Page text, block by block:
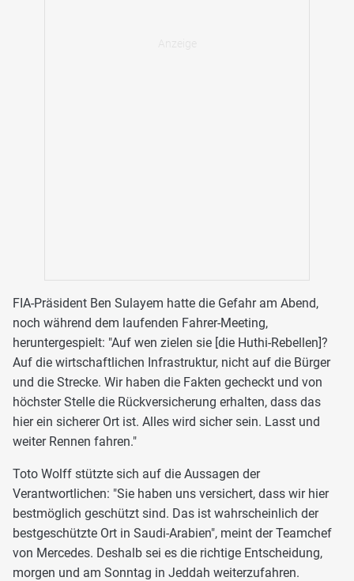
FIA-Präsident Ben Sulayem hatte die Gefahr am Abend,
noch während dem laufenden Fahrer-Meeting,
heruntergespielt: "Auf wen zielen sie [die Huthi-Rebellen]?
Auf die wirtschaftlichen Infrastruktur, nicht auf die Bürger
und die Strecke. Wir haben die Fakten gecheckt und von
höchster Stelle die Rückversicherung erhalten, dass das
hier ein sicherer Ort ist. Alles wird sicher sein. Lasst und
weiter Rennen fahren."
Toto Wolff stützte sich auf die Aussagen der
Verantwortlichen: "Sie haben uns versichert, dass wir hier
bestmöglich geschützt sind. Das ist wahrscheinlich der
bestgeschützte Ort in Saudi-Arabien", meint der Teamchef
von Mercedes. Deshalb sei es die richtige Entscheidung,
morgen und am Sonntag in Jeddah weiterzufahren.